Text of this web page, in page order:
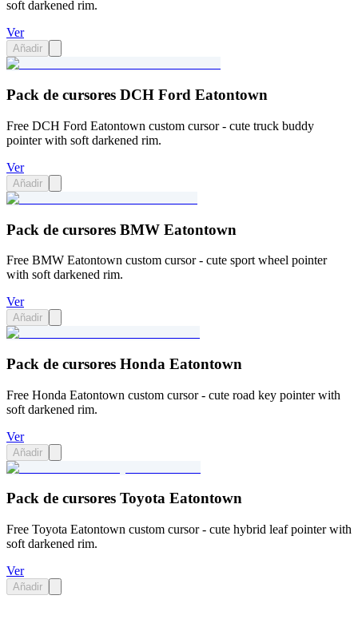
soft darkened rim.
Ver
Añadir
Pack de cursores DCH Ford Eatontown
Free DCH Ford Eatontown custom cursor - cute truck buddy
pointer with soft darkened rim.
Ver
Añadir
Pack de cursores BMW Eatontown
Free BMW Eatontown custom cursor - cute sport wheel pointer
with soft darkened rim.
Ver
Añadir
Pack de cursores Honda Eatontown
Free Honda Eatontown custom cursor - cute road key pointer with
soft darkened rim.
Ver
Añadir
Pack de cursores Toyota Eatontown
Free Toyota Eatontown custom cursor - cute hybrid leaf pointer with
soft darkened rim.
Ver
Añadir